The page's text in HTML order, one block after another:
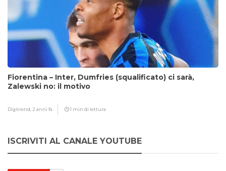
Fiorentina – Inter, Dumfries (squalificato) ci sarà,
Zalewski no: il motivo
Digitrend, 2 anni fa 1 min di lettura
ISCRIVITI AL CANALE YOUTUBE